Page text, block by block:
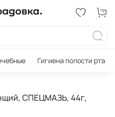
Гигиена полости рта
СПЕЦМАЗЬ, 44г,